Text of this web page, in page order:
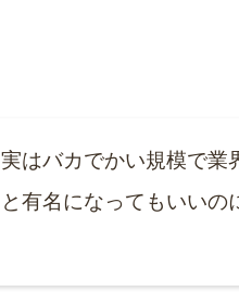
はバカでかい規模で
有名になってもいい